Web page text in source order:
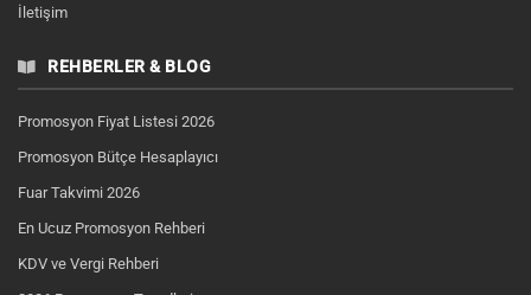
İletişim
REHBERLER & BLOG
Promosyon Fiyat Listesi 2026
Promosyon Bütçe Hesaplayıcı
Fuar Takvimi 2026
En Ucuz Promosyon Rehberi
KDV ve Vergi Rehberi